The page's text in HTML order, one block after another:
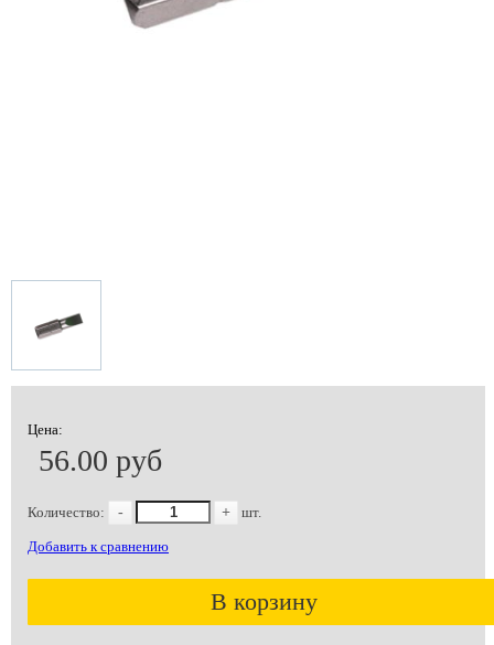
Цена:
56.00 руб
Количество: - + шт.
Добавить к сравнению
В корзину